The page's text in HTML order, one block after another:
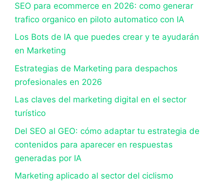
SEO para ecommerce en 2026: como generar
trafico organico en piloto automatico con IA
Los Bots de IA que puedes crear y te ayudarán
en Marketing
Estrategias de Marketing para despachos
profesionales en 2026
Las claves del marketing digital en el sector
turístico
Del SEO al GEO: cómo adaptar tu estrategia de
contenidos para aparecer en respuestas
generadas por IA
Marketing aplicado al sector del ciclismo